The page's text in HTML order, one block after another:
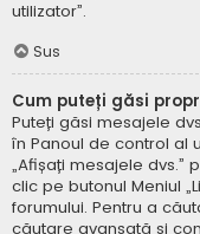
utilizator”.
Sus
Cum puteți găsi
Puteți găsi mesajele
în Panoul de control al
„Afișați mesajele
clic pe butonul Meniul
forumului. Pentru a
căutare avansată și